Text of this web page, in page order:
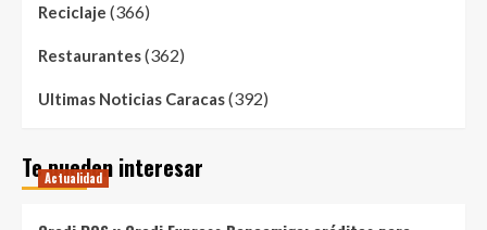
Reciclaje (366)
Restaurantes(362)
Ultimas Noticias Caracas(392)
Te pueden interesar
Actualidad